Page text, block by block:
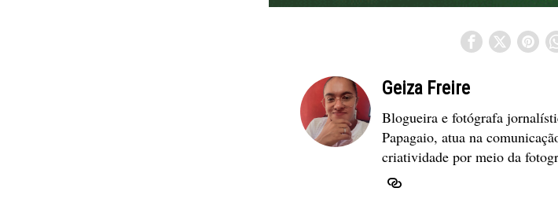
Geiza Freire
Blogueira e fotógrafa
Papagaio, atua na
criatividade por meio da